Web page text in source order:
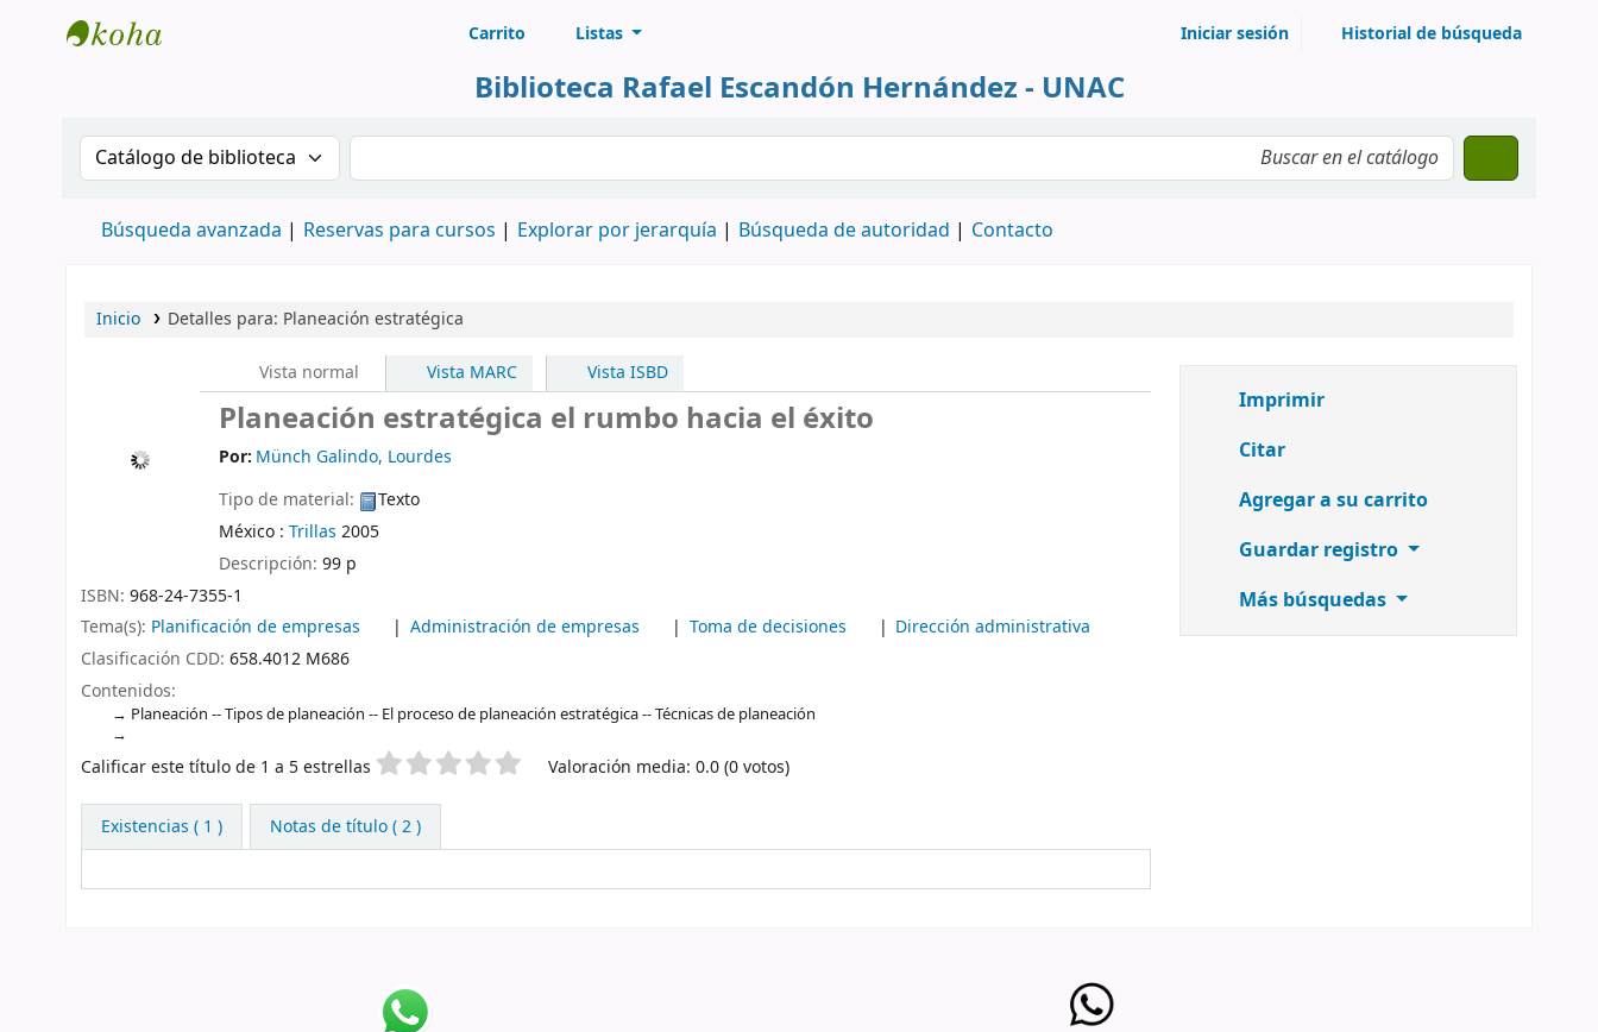
Biblioteca Rafael Escandón Hernández
Carrito Listas Iniciar sesión Historial de búsqueda
Biblioteca Rafael Escandón Hernández - UNAC
Buscar en el catálogo por:Buscar en el catálogo
Búsqueda avanzada Reservas para cursos Explorar por jerarquía Búsqueda de autoridad Contacto
Inicio Detalles para: Planeación estratégica
Vista normal Vista MARC Vista ISBD
Planeación estratégica el rumbo hacia el éxito
Por: Münch Galindo, Lourdes
Tipo de material:
Texto
México : Trillas 2005
Descripción: 99 p
ISBN: 968-24-7355-1
Tema(s): Planificación de empresas Administración de empresas Toma de decisiones
Dirección administrativa
Clasificación CDD: 658.4012 M686
Contenidos:
Planeación -- Tipos de planeación -- El proceso de planeación estratégica -- Técnicas de planeación
Valoración
Calificar este título de 1 a 5 estrellas Valoración media: 0.0 (0 votos)
Existencias ( 1 ) Notas de título ( 2 )
Imprimir
Citar
Agregar a su carrito
Guardar registro
Más búsquedas